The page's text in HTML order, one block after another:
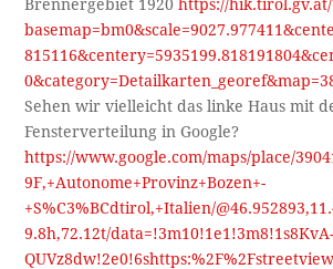
Brennergebiet 1920https://hik.tirol.gv.at/
Sehen wir vielleicht das linke Haus mit
Fensterverteilung in Google?
https://www.google.com/maps/place/
9F,+Autonome+Provinz+Bozen+-
+S%C3%BCdtirol,+Italien/
9.8h,72.12t/